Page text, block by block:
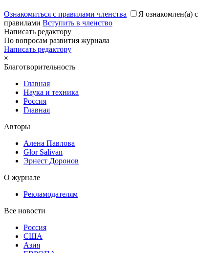
Ознакомиться с правилами членства
Я ознакомлен(а) с
правилами Вступить в членство
Написать редактору
По вопросам развития журнала
Написать редактору
×
Благотворительность
Главная
Наука и техника
Россия
Главная
Авторы
Алена Павлова
Glor Salivan
Эрнест Доронов
О журнале
Рекламодателям
Все новости
Россия
США
Азия